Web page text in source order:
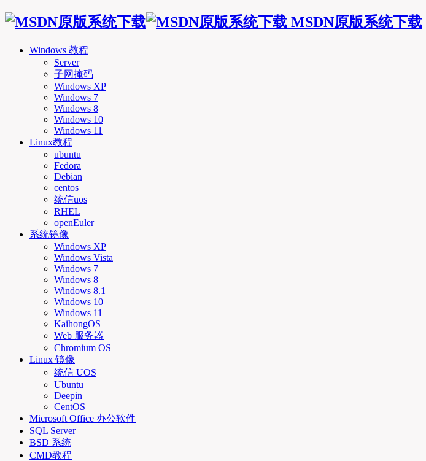
MSDN原版系统下载
Windows 教程
Server
子网掩码
Windows XP
Windows 7
Windows 8
Windows 10
Windows 11
Linux教程
ubuntu
Fedora
Debian
centos
统信uos
RHEL
openEuler
系统镜像
Windows XP
Windows Vista
Windows 7
Windows 8
Windows 8.1
Windows 10
Windows 11
KaihongOS
Web 服务器
Chromium OS
Linux 镜像
统信 UOS
Ubuntu
Deepin
CentOS
Microsoft Office 办公软件
SQL Server
BSD 系统
CMD教程